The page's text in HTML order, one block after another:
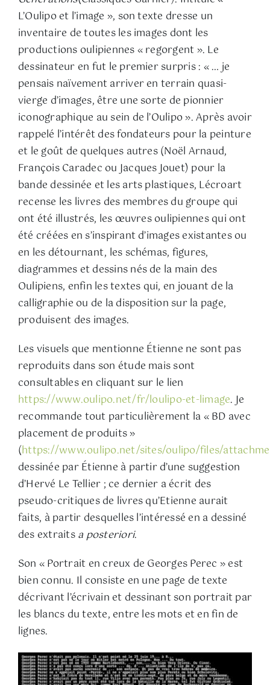
L’Oulipo et l’image », son texte dresse un
inventaire de toutes les images dont les
productions oulipiennes « regorgent ». Le
dessinateur en fut le premier surpris : « … je
pensais naïvement arriver en terrain quasi-
vierge d’images, être une sorte de pionnier
iconographique au sein de l’Oulipo ». Après avoir
rappelé l’intérêt des fondateurs pour la peinture
et le goût de quelques autres (Noël Arnaud,
François Caradec ou Jacques Jouet) pour la
bande dessinée et les arts plastiques, Lécroart
recense les livres des membres du groupe qui
ont été illustrés, les œuvres oulipiennes qui ont
été créées en s’inspirant d’images existantes ou
en les détournant, les schémas, figures,
diagrammes et dessins nés de la main des
Oulipiens, enfin les textes qui, en jouant de la
calligraphie ou de la disposition sur la page,
produisent des images.
Les visuels que mentionne Étienne ne sont pas
reproduits dans son étude mais sont
consultables en cliquant sur le lien
https://www.oulipo.net/fr/loulipo-et-limage. Je
recommande tout particulièrement la « BD avec
placement de produits »
(https://www.oulipo.net/sites/oulipo/files/
dessinée par Étienne à partir d’une suggestion
d’Hervé Le Tellier ; ce dernier a écrit des
pseudo-critiques de livres qu’Etienne aurait
faits, à partir desquelles l’intéressé en a dessiné
des extraitsa posteriori.
Son « Portrait en creux de Georges Perec » est
bien connu. Il consiste en une page de texte
décrivant l’écrivain et dessinant son portrait par
les blancs du texte, entre les mots et en fin de
lignes.